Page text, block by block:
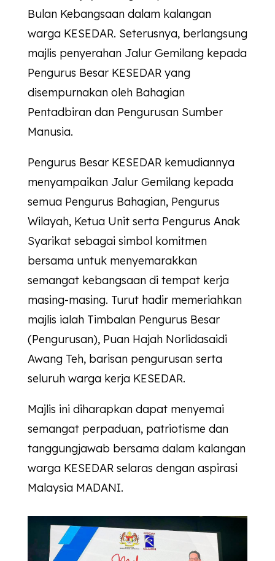
Bulan Kebangsaan dalam kalangan
warga KESEDAR. Seterusnya, berlangsung
majlis penyerahan Jalur Gemilang kepada
Pengurus Besar KESEDARyang
disempurnakan oleh Bahagian
Pentadbiran dan Pengurusan Sumber
Manusia.
Pengurus Besar KESEDARkemudiannya
menyampaikan Jalur Gemilang kepada
semua Pengurus Bahagian, Pengurus
Wilayah, Ketua Unit serta Pengurus Anak
Syarikat sebagai simbol komitmen
bersama untuk menyemarakkan
semangat kebangsaan di tempat kerja
masing-masing. Turut hadir memeriahkan
majlis ialah Timbalan Pengurus Besar
(Pengurusan), Puan Hajah Norlidasaidi
Awang Teh, barisan pengurusan serta
seluruh warga kerja KESEDAR.
Majlis ini diharapkan dapat menyemai
semangat perpaduan, patriotisme dan
tanggungjawab bersama dalam kalangan
warga KESEDARselaras dengan aspirasi
Malaysia MADANI.